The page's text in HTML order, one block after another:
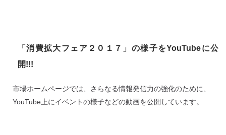
「消費拡大フェア２０１７」の様子をYouTubeに公
開!!!
市場ホームページでは、さらなる情報発信力の強化のために、
YouTube上にイベントの様子などの動画を公開しています。